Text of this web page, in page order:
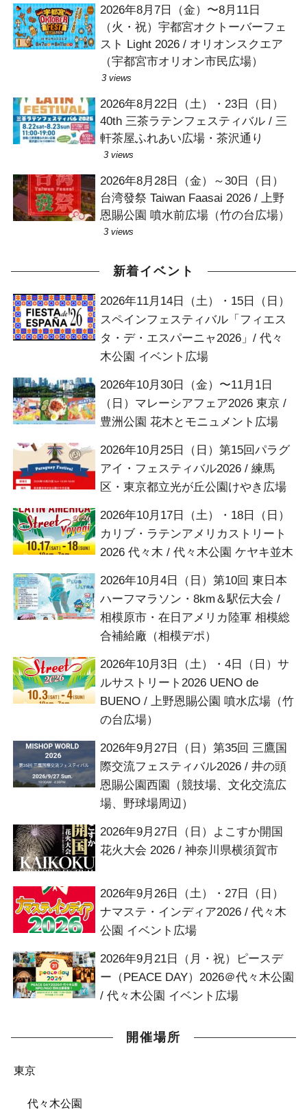
2026年8月7日（金）〜8月11日
（火・祝）宇都宮オクトーバーフェ
スト Light 2026 / オリオンスクエア
（宇都宮市オリオン市民広場）
3 views
2026年8月22日（土）・23日（日）
40th 三茶ラテンフェスティバル / 三
軒茶屋ふれあい広場・茶沢通り
3 views
2026年8月28日（金）～30日（日）
台湾發祭 Taiwan Faasai 2026 / 上野
恩賜公園 噴水前広場（竹の台広場）
3 views
新着イベント
2026年11月14日（土）・15日（日）
スペインフェスティバル「フィエス
タ・デ・エスパーニャ2026」/ 代々
木公園 イベント広場
2026年10月30日（金）〜11月1日
（日）マレーシアフェア2026 東京 /
豊洲公園 花木とモニュメント広場
2026年10月25日（日）第15回パラグ
アイ・フェスティバル2026 / 練馬
区・東京都立光が丘公園けやき広場
2026年10月17日（土）・18日（日）
カリブ・ラテンアメリカストリート
2026 代々木 / 代々木公園 ケヤキ並木
2026年10月4日（日）第10回 東日本
ハーフマラソン・8km＆駅伝大会 /
相模原市・在日アメリカ陸軍 相模総
合補給廠（相模デポ）
2026年10月3日（土）・4日（日）サ
ルサストリート2026 UENO de
BUENO / 上野恩賜公園 噴水広場（竹
の台広場）
2026年9月27日（日）第35回 三鷹国
際交流フェスティバル2026 / 井の頭
恩賜公園西園（競技場、文化交流広
場、野球場周辺）
2026年9月27日（日）よこすか開国
花火大会 2026 / 神奈川県横須賀市
2026年9月26日（土）・27日（日）
ナマステ・インディア2026 / 代々木
公園 イベント広場
2026年9月21日（月・祝）ピースデ
ー（PEACE DAY）2026＠代々木公園
/ 代々木公園 イベント広場
開催場所
東京
代々木公園